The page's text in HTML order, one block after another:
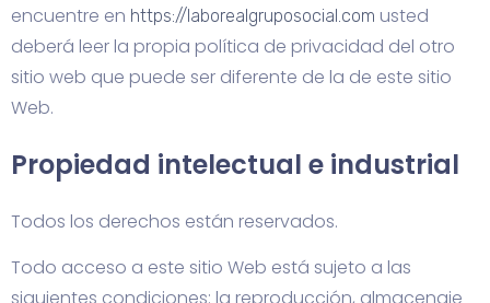
encuentre en https://laborealgruposocial.com usted
deberá leer la propia política de privacidad del otro
sitio web que puede ser diferente de la de este sitio
Web.
Propiedad intelectual e industrial
Todos los derechos están reservados.
Todo acceso a este sitio Web está sujeto a las